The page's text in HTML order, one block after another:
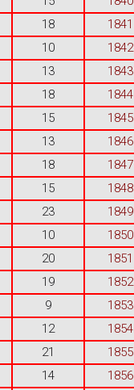
18 1841
10 1842
13 1843
18 1844
15 1845
13 1846
18 1847
15 1848
23 1849
10 1850
20 1851
19 1852
9 1853
12 1854
21 1855
14 1856